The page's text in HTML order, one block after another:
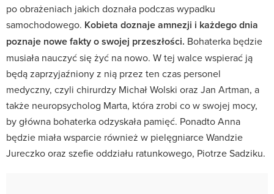
po obrażeniach jakich doznała podczas wypadku
samochodowego. Kobieta doznaje amnezji i każdego dnia
poznaje nowe fakty o swojej przeszłości. Bohaterka będzie
musiała nauczyć się żyć na nowo. W tej walce wspierać ją
będą zaprzyjaźniony z nią przez ten czas personel
medyczny, czyli chirurdzy Michał Wolski oraz Jan Artman, a
także neuropsycholog Marta, która zrobi co w swojej mocy,
by główna bohaterka odzyskała pamięć. Ponadto Anna
będzie miała wsparcie również w pielęgniarce Wandzie
Jureczko oraz szefie oddziału ratunkowego, Piotrze Sadziku.